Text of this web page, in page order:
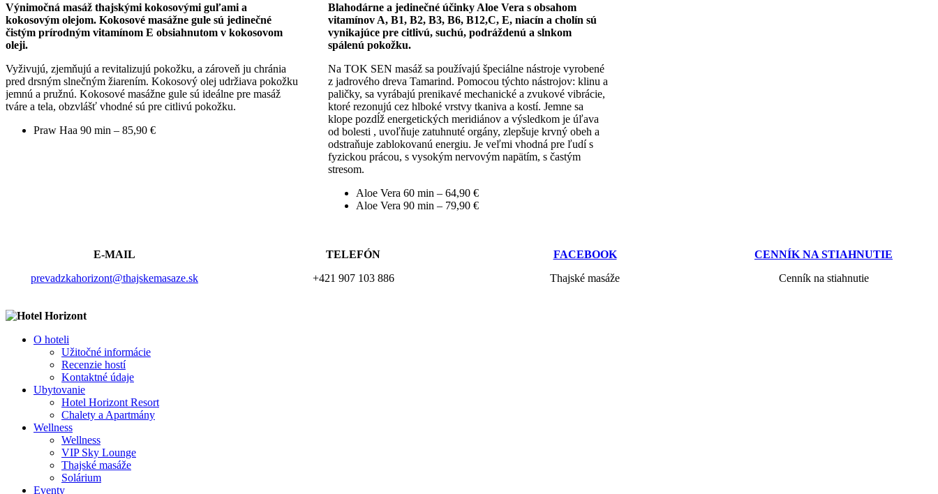
Výnimočná masáž thajskými kokosovými guľami a
kokosovým olejom. Kokosové masážne gule sú jedinečné
čistým prírodným vitamínom E obsiahnutom v kokosovom
oleji.
Vyživujú, zjemňujú a revitalizujú pokožku, a zároveň ju chránia
pred drsným slnečným žiarením. Kokosový olej udržiava pokožku
jemnú a pružnú. Kokosové masážne gule sú ideálne pre masáž
tváre a tela, obzvlášť vhodné sú pre citlivú pokožku.
Praw Haa 90 min – 85,90 €
Blahodárne a jedinečné účinky Aloe Vera s obsahom
vitamínov A, B1, B2, B3, B6, B12,C, E, niacín a cholín sú
vynikajúce pre citlivú, suchú, podráždenú a slnkom
spálenú pokožku.
Na TOK SEN masáž sa používajú špeciálne nástroje vyrobené
z jadrového dreva Tamarind. Pomocou týchto nástrojov: klinu a
paličky, sa vyrábajú prenikavé mechanické a zvukové vibrácie,
ktoré rezonujú cez hlboké vrstvy tkaniva a kostí. Jemne sa
klope pozdĺž energetických meridiánov a výsledkom je úľava
od bolesti , uvoľňuje zatuhnuté orgány, zlepšuje krvný obeh a
odstraňuje zablokovanú energiu. Je veľmi vhodná pre ľudí s
fyzickou prácou, s vysokým nervovým napätím, s častým
stresom.
Aloe Vera 60 min – 64,90 €
Aloe Vera 90 min – 79,90 €
E-MAIL
prevadzkahorizont@thajskemasaze.sk
TELEFÓN
+421 907 103 886
FACEBOOK
Thajské masáže
CENNÍK NA STIAHNUTIE
Cenník na stiahnutie
O hoteli
Užitočné informácie
Recenzie hostí
Kontaktné údaje
Ubytovanie
Hotel Horizont Resort
Chalety a Apartmány
Wellness
Wellness
VIP Sky Lounge
Thajské masáže
Solárium
Eventy